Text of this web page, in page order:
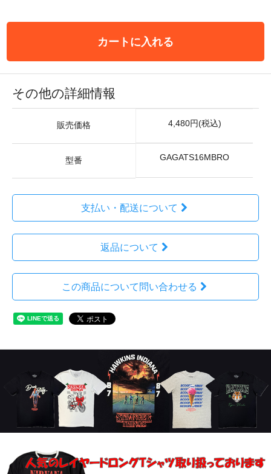
カートに入れる
その他の詳細情報
販売価格 4,480円(税込)
型番 GAGATS16MBRO
支払い・配送について
返品について
この商品について問い合わせる